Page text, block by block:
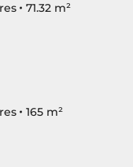
71.32 m²
165 m²